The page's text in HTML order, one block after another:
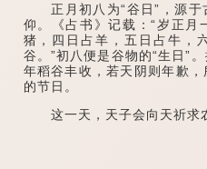
正月初八为“谷日”，源于
仰。《占书》记载：“岁正月
猪，四日占羊，五日占牛，
谷。”初八便是谷物的“生日”
年稻谷丰收，若天阴则年歉
的节日。
这一天，天子会向天祈求